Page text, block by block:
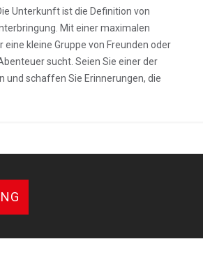
Unterkunft ist die Definition von
Mit einer maximalen
kleine Gruppe von Freunden oder
sucht. Seien Sie einer der
und schaffen Sie Erinnerungen, die